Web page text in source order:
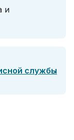
и
службы